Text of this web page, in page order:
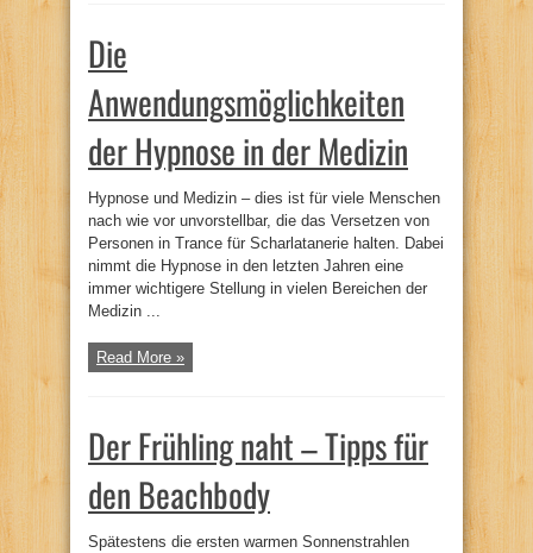
Die
Anwendungsmöglichkeiten
der Hypnose in der Medizin
Hypnose und Medizin – dies ist für viele Menschen
nach wie vor unvorstellbar, die das Versetzen von
Personen in Trance für Scharlatanerie halten. Dabei
nimmt die Hypnose in den letzten Jahren eine
immer wichtigere Stellung in vielen Bereichen der
Medizin ...
Read More »
Der Frühling naht – Tipps für
den Beachbody
Spätestens die ersten warmen Sonnenstrahlen